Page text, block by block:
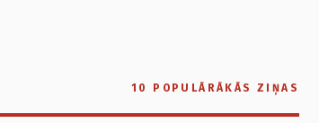
10 POPULĀRĀKĀS ZIŅAS